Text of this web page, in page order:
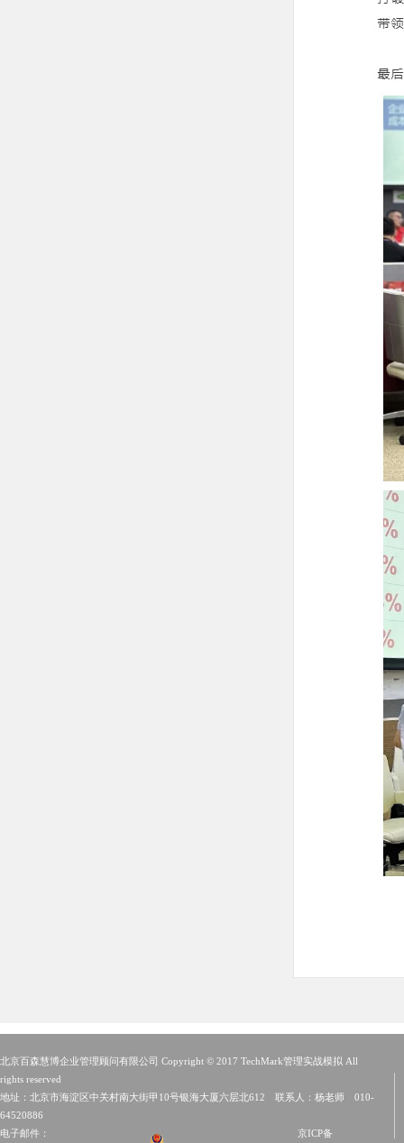
北京百森慧博企业管理顾问有限公司 Copyright © 2017 TechMark管理实战模拟 All
rights reserved
地址：北京市海淀区中关村南大街甲10号银海大厦六层北612 联系人：杨老师 010-
64520886
电子邮件：
京ICP备